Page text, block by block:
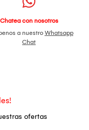
Chatea con nosotros
a nuestro Whatsapp
Chat
ofertas